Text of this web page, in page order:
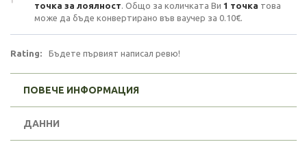
точка за лоялност. Общо за количката Ви 1 точка това
може да бъде конвертирано във ваучер за 0.10€.
Rating: Бъдете първият написал ревю!
ПОВЕЧЕ ИНФОРМАЦИЯ
ДАННИ